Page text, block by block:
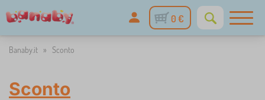
0 €
Banaby.it » Sconto
Sconto